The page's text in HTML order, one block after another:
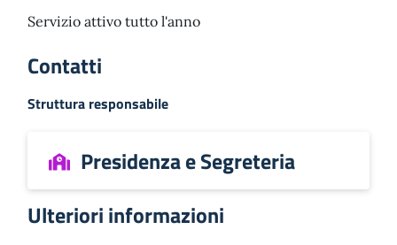
Servizio attivo tutto l'anno
Contatti
Struttura responsabile
Presidenza e Segreteria
Ulteriori informazioni